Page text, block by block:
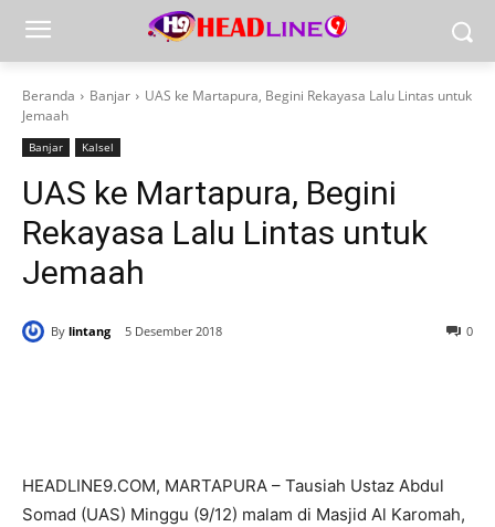
Beranda Banjar
UAS ke Martapura, Begini Rekayasa Lalu Lintas untuk
Jemaah
Banjar Kalsel
UAS ke Martapura, Begini
Rekayasa Lalu Lintas untuk
Jemaah
By lintang 5 Desember 2018 0
HEADLINE9.COM, MARTAPURA – Tausiah Ustaz Abdul
Somad (UAS) Minggu (9/12) malam di Masjid Al Karomah,